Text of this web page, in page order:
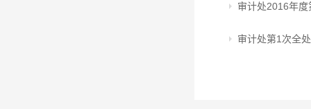
审计处2016年
审计处第1次全